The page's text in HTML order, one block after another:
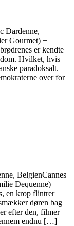
Dardenne,
Gourmet) +
er kendte
Hvilket, hvis
paradoksalt.
over for
BelgienCannes
Dequenne) +
en krop flintrer
døren bag
efter den, filmer
endnu […]